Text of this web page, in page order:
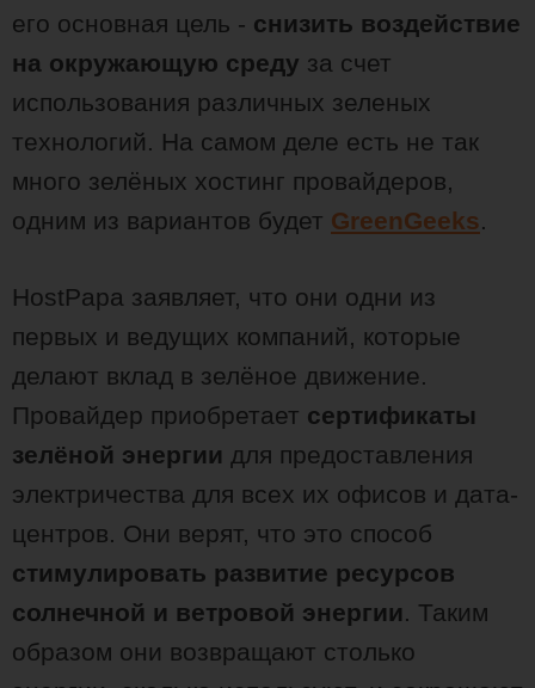
его основная цель - снизить воздействие
на окружающую среду за счет
использования различных зеленых
технологий. На самом деле есть не так
много зелёных хостинг провайдеров,
одним из вариантов будет GreenGeeks.
HostPapa заявляет, что они одни из
первых и ведущих компаний, которые
делают вклад в зелёное движение.
Провайдер приобретает сертификаты
зелёной энергии для предоставления
электричества для всех их офисов и дата-
центров. Они верят, что это способ
стимулировать развитие ресурсов
солнечной и ветровой энергии. Таким
образом они возвращают столько